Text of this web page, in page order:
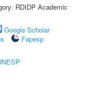
RDIDP Academic
Google Scholar
Fapesp